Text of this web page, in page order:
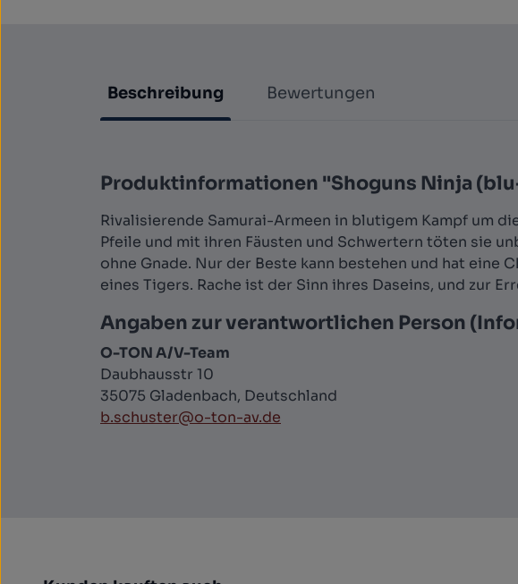
Beschreibung Bewertungen
Produktinformationen "Shoguns Ninja
Rivalisierende Samurai-Armeen in blutigem Kampf um
Pfeile und mit ihren Fäusten und Schwertern töten sie
ohne Gnade. Nur der Beste kann bestehen und hat eine
eines Tigers. Rache ist der Sinn ihres Daseins, und zur
Angaben zur verantwortlichen Person
O-TON A/V-Team
Daubhausstr 10
35075 Gladenbach, Deutschland
b.schuster@o-ton-av.de